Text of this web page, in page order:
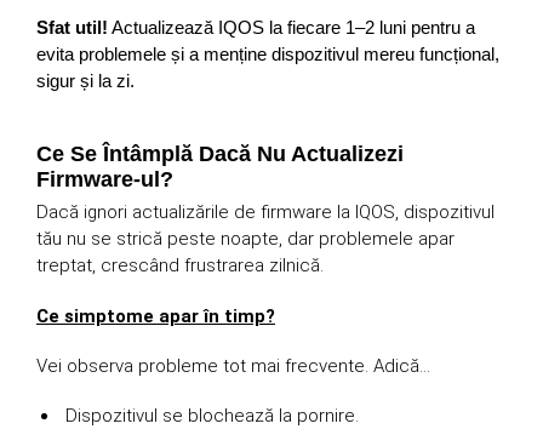
Sfat util! Actualizează IQOS la fiecare 1–2 luni pentru a
evita problemele și a menține dispozitivul mereu funcțional,
sigur și la zi.
Ce Se Întâmplă Dacă Nu Actualizezi
Firmware-ul?
Dacă ignori actualizările de firmware la IQOS, dispozitivul
tău nu se strică peste noapte, dar problemele apar
treptat, crescând frustrarea zilnică.
Ce simptome apar în timp?
Vei observa probleme tot mai frecvente. Adică…
Dispozitivul se blochează la pornire.